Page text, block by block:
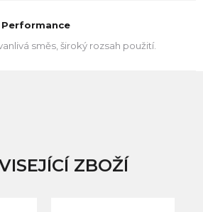
Performance
směs, široký rozsah použití.
ZBOŽÍ